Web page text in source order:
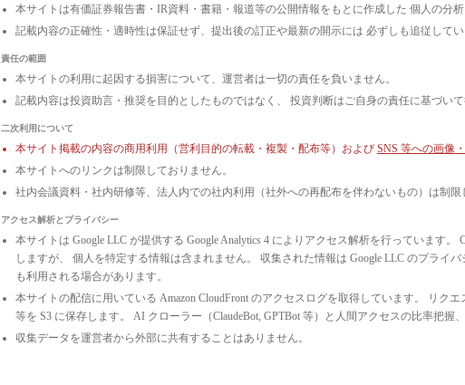
本サイトは有価証券報告書・IR資料・書籍・報道等の公開情報をもとに作成した 個人の分
記載内容の正確性・適時性は保証せず、提出後の訂正や最新の開示には 必ずしも追従して
責任の範囲
本サイトの利用に起因する損害について、運営者は一切の責任を負いません。
記載内容は投資助言・推奨を目的としたものではなく、 投資判断はご自身の責任に基づいて
二次利用について
本サイト掲載の内容の商用利用（営利目的の転載・複製・配布等）および SNS 等への画像
本サイトへのリンクは制限しておりません。
社内会議資料・社内研修等、法人内での社内利用（社外への再配布を伴わないもの）は制限
アクセス解析とプライバシー
本サイトは Google LLC が提供する Google Analytics 4 によりアクセス解析を行っています
しますが、 個人を特定する情報は含まれません。 収集された情報は Google LLC のプライ
も利用される場合があります。
本サイトの配信に用いている Amazon CloudFront のアクセスログを取得しています。 リク
等を S3 に保存します。 AI クローラー（ClaudeBot, GPTBot 等）と人間アクセスの比率把握
収集データを運営者から外部に共有することはありません。